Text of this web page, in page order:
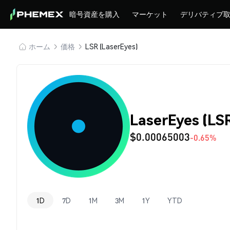
暗号資産を購入 マーケット デリバティブ
ホーム 価格 LSR (LaserEyes)
LaserEyes
$0.00065003-0.65%
1D 7D 1M 3M 1Y YTD